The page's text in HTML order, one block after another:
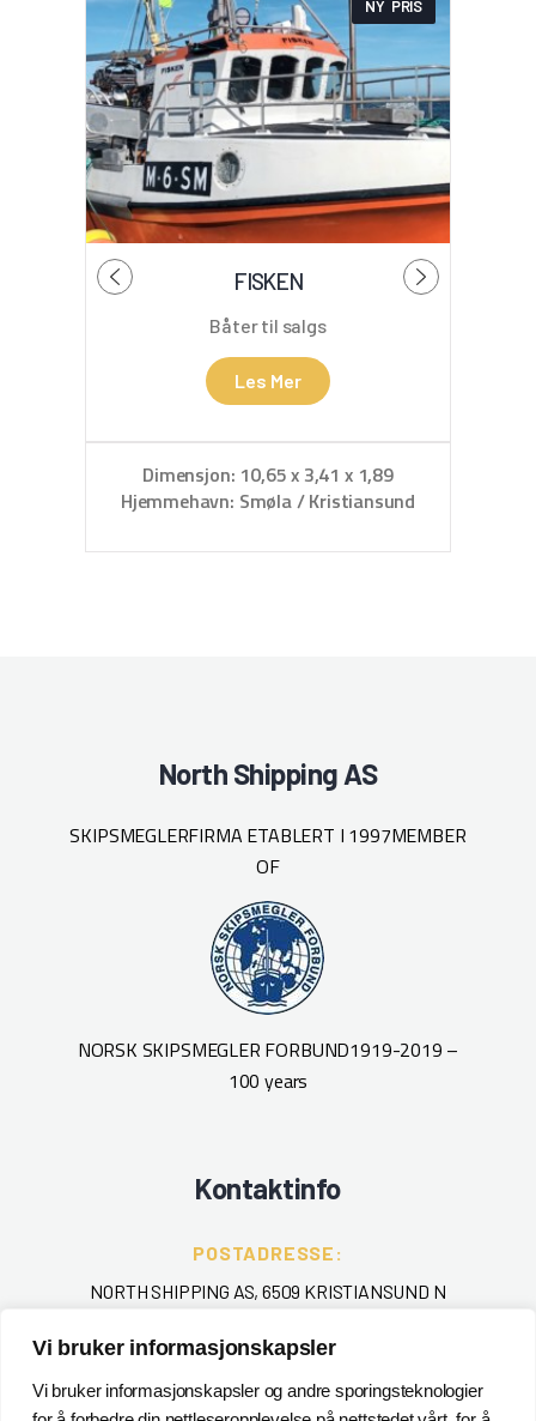
Vi bruker informasjonskapsler
Vi bruker informasjonskapsler og andre sporingsteknologier
NY PRIS
FISKEN
Båter til salgs
Les Mer
Dimensjon: 10,65 x 3,41 x 1,89
Hjemmehavn: Smøla / Kristiansund
North Shipping AS
SKIPSMEGLERFIRMA ETABLERT I 1997MEMBER
OF
NORSK SKIPSMEGLER FORBUND1919-2019 –
100 years
Kontaktinfo
POSTADRESSE:
NORTH SHIPPING AS, 6509 KRISTIANSUND N
TELEFON:
+ 47 715 40 000